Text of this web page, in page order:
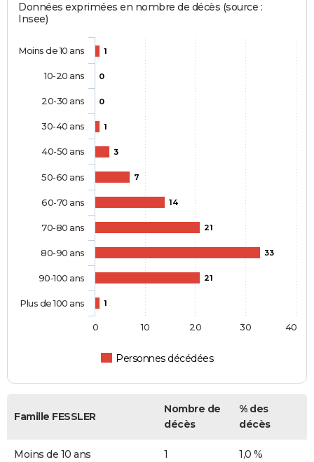
Données exprimées en nombre de décès (source :
Insee)
1
0
0
1
3
7
14
21
33
21
1
Personnes décédées
Moins de 10 ans
10-20 ans
20-30 ans
30-40 ans
40-50 ans
50-60 ans
60-70 ans
70-80 ans
80-90 ans
90-100 ans
Plus de 100 ans
0 10 20 30 40
Famille FESSLER
Nombre de
décès
% des
décès
Moins de 10 ans 1 1,0 %